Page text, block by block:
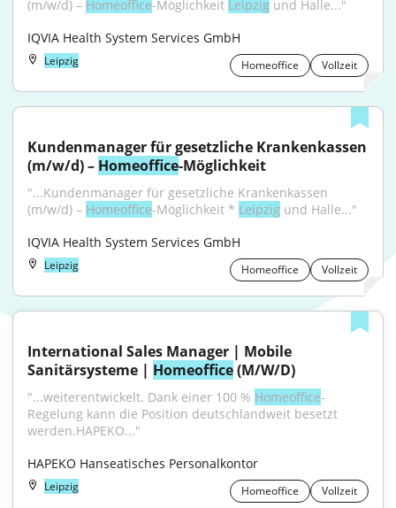
(m/w/d) – Homeoffice-Möglichkeit Leipzig und Halle..."
IQVIA Health System Services GmbH
Leipzig Homeoffice Vollzeit
Kundenmanager für gesetzliche Krankenkassen
(m/w/d) – Homeoffice-Möglichkeit
"...Kundenmanager für gesetzliche Krankenkassen
(m/w/d) – Homeoffice-Möglichkeit * Leipzig und Halle..."
IQVIA Health System Services GmbH
Leipzig Homeoffice Vollzeit
International Sales Manager | Mobile
Sanitärsysteme | Homeoffice (M/W/D)
"...weiterentwickelt. Dank einer 100 % Homeoffice-
Regelung kann die Position deutschlandweit besetzt
werden.HAPEKO..."
HAPEKO Hanseatisches Personalkontor
Leipzig Homeoffice Vollzeit